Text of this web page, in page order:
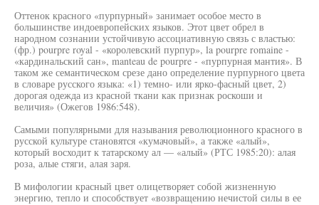
Оттенок красного «пурпурный» занимает особое место в
большинстве индоевропейских языков. Этот цвет обрел в
народном сознании устойчивую ассоциативную связь с властью:
(фр.) pourpre royal - «королевский пурпур», la pourpre romaine -
«кардинальский сан», manteau de pourpre - «пурпурная мантия». В
таком же семантическом срезе дано определение пурпурного цвета
в словаре русского языка: «1) темно- или ярко-фасный цвет, 2)
дорогая одежда из красной ткани как признак роскоши и
величия» (Ожегов 1986:548).
Самыми популярными для называния революционного красного в
русской культуре становятся «кумачовый», а также «алый»,
который восходит к татарскому ал — «алый» (РТС 1985:20): алая
роза, алые стяги, алая заря.
В мифологии красный цвет олицетворяет собой жизненную
энергию, тепло и способствует «возвращению нечистой силы в ее